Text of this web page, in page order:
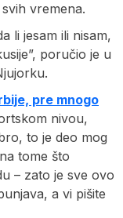
vremena.
li jesam ili nisam,
poručio je u
pre mnogo
nivou,
to je deo mog
tome što
– zato je sve ovo
a vi pišite